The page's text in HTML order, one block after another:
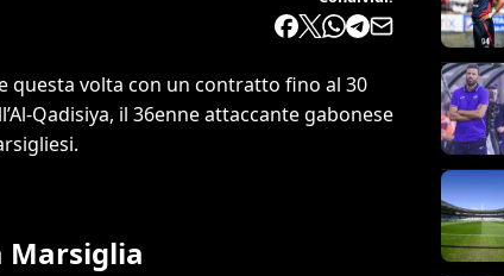
questa volta con un contratto fino al 30
Qadisiya, il 36enne attaccante gabonese
Marsiglia